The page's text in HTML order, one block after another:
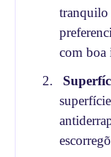
com boa
2.